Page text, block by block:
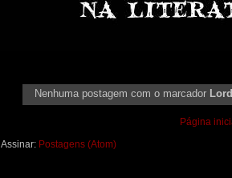
Nenhuma postagem com o marcador
Página
Assinar: Postagens (Atom)